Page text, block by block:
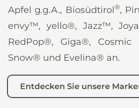
Apfel g.g.A., Biosüdtirol®,
envy™, yello®, Jazz™,
RedPop®, Giga®, Cosmic
Snow® und Evelina® an.
Entdecken Sie unsere